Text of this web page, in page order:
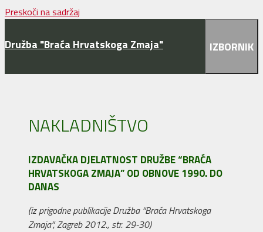
Preskoči na sadržaj
Družba "Braća Hrvatskoga Zmaja" IZBORNIK
NAKLADNIŠTVO
IZDAVAČKA DJELATNOST DRUŽBE “BRAĆA
HRVATSKOGA ZMAJA” OD OBNOVE 1990. DO
DANAS
(iz prigodne publikacije Družba “Braća Hrvatskoga
Zmaja”, Zagreb 2012., str. 29-30)